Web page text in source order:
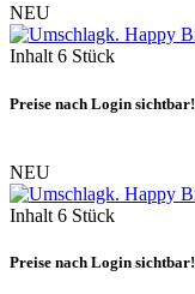
NEU
Inhalt6 Stück
Preise nach Login sichtbar!
NEU
Inhalt 6 Stück
Preise nach Login sichtbar!